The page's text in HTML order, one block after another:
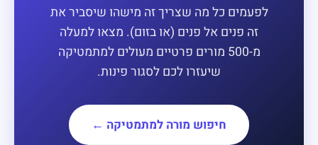
לפעמים כל מה שצריך זה מישהו שיסביר את
זה פנים אל פנים (או בזום). מצאו למעלה
מ-500 מורים פרטיים מעולים למתמטיקה
שיעזרו לכם לסגור פינות.
חיפוש מורה למתמטיקה ←